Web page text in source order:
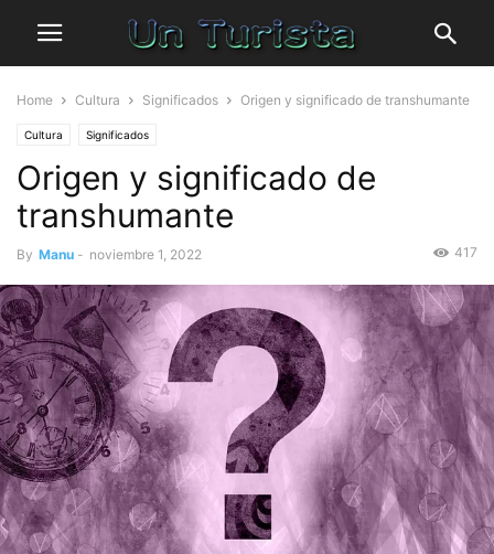
Home Cultura Significados Origen y significado de transhumante
Cultura Significados
Origen y significado de
transhumante
By Manu - noviembre 1, 2022 417